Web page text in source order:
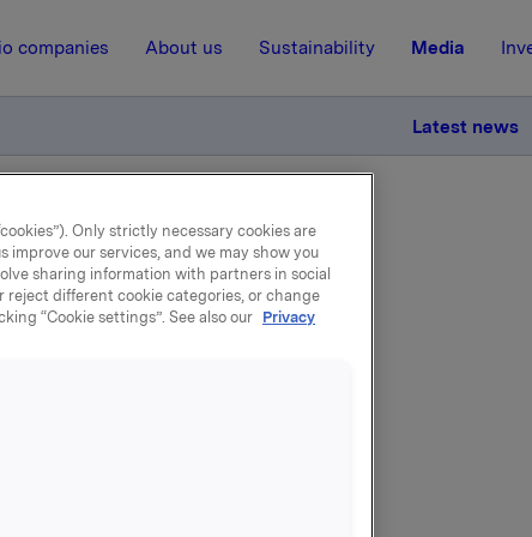
companies About us Sustainability Media
Latest news
information
sine aksjer i
få forståelse og fotfeste i den
og knytte bånd til Suven spesielt,
Only strictly necessary cookies are
improve our services, and we may show you
sharing information with partners in social
reject different cookie categories, or change
“Cookie settings”. See also our Privacy